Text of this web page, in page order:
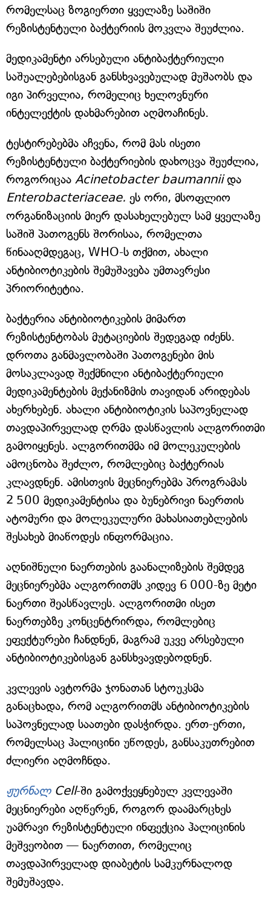
რომელსაც ზოგიერთი ყველაზე საშიში
რეზისტენტული ბაქტერიის მოკვლა შეუძლია.
მედიკამენტი არსებული ანტიბაქტერიული
საშუალებებისგან განსხვავებულად მუშაობს და
იგი პირველია, რომელიც ხელოვნური
ინტელექტის დახმარებით აღმოაჩინეს.
ტესტირებებმა აჩვენა, რომ მას ისეთი
რეზისტენტული ბაქტერიების დახოცვა შეუძლია,
როგორიცაა Acinetobacter baumanniiდა
Enterobacteriaceae. ეს ორი, მსოფლიო
ორგანიზაციის მიერ დასახელებულ სამ ყველაზე
საშიშ პათოგენს შორისაა, რომელთა
წინააღმდეგაც, WHO-ს თქმით, ახალი
ანტიბიოტიკების შემუშავება უმთავრესი
პრიორიტეტია.
ბაქტერია ანტიბიოტიკების მიმართ
რეზისტენტობას მუტაციების შედეგად იძენს.
დროთა განმავლობაში პათოგენები მის
მოსაკლავად შექმნილი ანტიბაქტერიული
მედიკამენტების მექანიზმის თავიდან არიდებას
ახერხებენ. ახალი ანტიბიოტიკის საპოვნელად
თავდაპირველად ღრმა დასწავლის ალგორითმი
გამოიყენეს. ალგორითმმა იმ მოლეკულების
ამოცნობა შეძლო, რომლებიც ბაქტერიას
კლავდნენ. ამისთვის მეცნიერებმა პროგრამას
2 500 მედიკამენტისა და ბუნებრივი ნაერთის
ატომური და მოლეკულური მახასიათებლების
შესახებ მიაწოდეს ინფორმაცია.
აღნიშნული ნაერთების გაანალიზების შემდეგ
მეცნიერებმა ალგორითმს კიდევ 6 000-ზე მეტი
ნაერთი შეასწავლეს. ალგორითმი ისეთ
ნაერთებზე კონცენტრირდა, რომლებიც
ეფექტურები ჩანდნენ, მაგრამ უკვე არსებული
ანტიბიოტიკებისგან განსხვავდებოდნენ.
კვლევის ავტორმა ჯონათან სტოუკსმა
განაცხადა, რომ ალგორითმს ანტიბიოტიკების
საპოვნელად საათები დასჭირდა. ერთ-ერთი,
რომელსაც ჰალიცინი უწოდეს, განსაკუთრებით
ძლიერი აღმოჩნდა.
ჟურნალCell-ში გამოქვეყნებულ კვლევაში
მეცნიერები აღწერენ, როგორ დაამარცხეს
უამრავი რეზისტენტული ინფექცია ჰალიცინის
მეშვეობით — ნაერთით, რომელიც
თავდაპირველად დიაბეტის სამკურნალოდ
შემუშავდა.